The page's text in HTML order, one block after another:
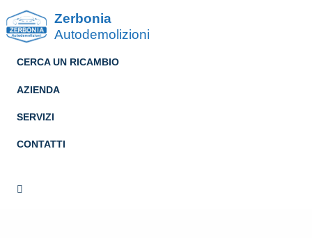
Zerbonia
Autodemolizioni
CERCA UN RICAMBIO
AZIENDA
SERVIZI
CONTATTI